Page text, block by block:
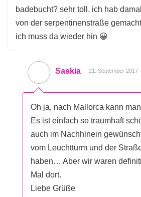
badebucht? sehr toll. ich hab
von der serpentinenstraße
ich muss da wieder hin 😀
Saskia 21. September 2017
Oh ja, nach Mallorca kann
Es ist einfach so traumhaft
auch im Nachhinein
vom Leuchtturm und der
haben… Aber wir waren
Mal dort.
Liebe Grüße